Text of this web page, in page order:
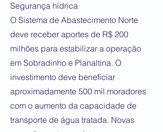
Segurança hídrica
O Sistema de Abastecimento Norte
deve receber aportes de R$ 200
milhões para estabilizar a operação
em Sobradinho e Planaltina. O
investimento deve beneficiar
aproximadamente 500 mil moradores
com o aumento da capacidade de
transporte de água tratada. Novas